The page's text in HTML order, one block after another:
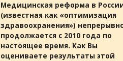
Медицинская реформа в
(известная как «оптимизация
здравоохранения»)
продолжается с 2010 года по
настоящее время. Как Вы
оцениваете результаты этой